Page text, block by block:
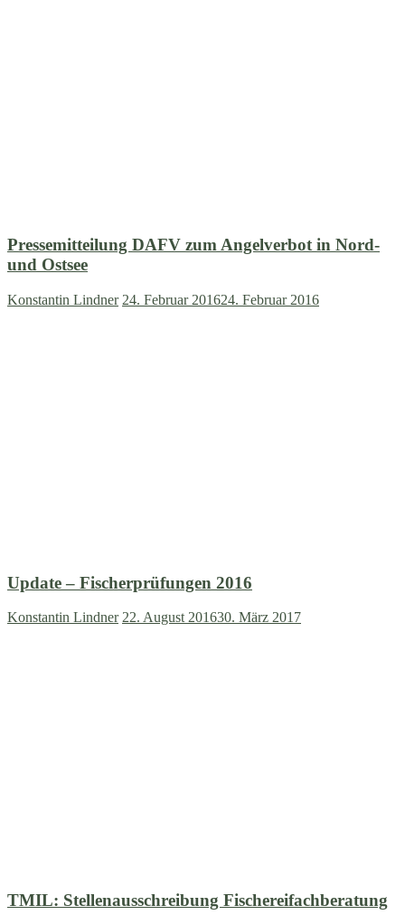
Pressemitteilung DAFV zum Angelverbot in Nord-
und Ostsee
Konstantin Lindner 24. Februar 201624. Februar 2016
Update – Fischerprüfungen 2016
Konstantin Lindner 22. August 201630. März 2017
TMIL: Stellenausschreibung Fischereifachberatung